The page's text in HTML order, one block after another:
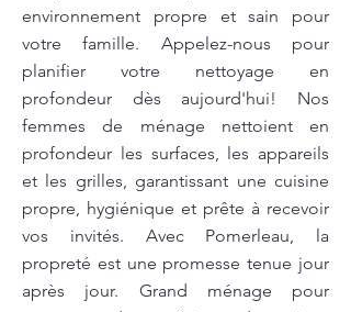
environnement propre et sain pour
votre famille. Appelez-nous pour
planifier votre nettoyage en
profondeur dès aujourd'hui! Nos
femmes de ménage nettoient en
profondeur les surfaces, les appareils
et les grilles, garantissant une cuisine
propre, hygiénique et prête à recevoir
vos invités. Avec Pomerleau, la
propreté est une promesse tenue jour
après jour. Grand ménage pour